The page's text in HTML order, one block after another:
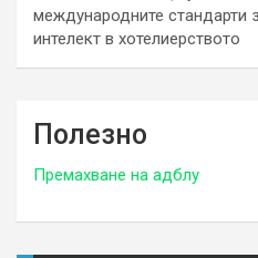
международните стандарти
интелект в хотелиерството
Полезно
Премахване на адблу